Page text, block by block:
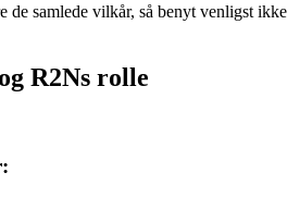
de samlede vilkår, så benyt venligst ikke
R2Ns rolle